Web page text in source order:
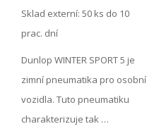
Sklad externí: 50 ks do 10
prac. dní
Dunlop WINTER SPORT 5 je
zimní pneumatika pro osobní
vozidla. Tuto pneumatiku
charakterizuje tak …